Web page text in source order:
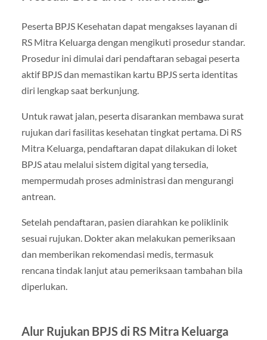
Peserta BPJS Kesehatan dapat mengakses layanan di
RS Mitra Keluarga dengan mengikuti prosedur standar.
Prosedur ini dimulai dari pendaftaran sebagai peserta
aktif BPJS dan memastikan kartu BPJS serta identitas
diri lengkap saat berkunjung.
Untuk rawat jalan, peserta disarankan membawa surat
rujukan dari fasilitas kesehatan tingkat pertama. Di RS
Mitra Keluarga, pendaftaran dapat dilakukan di loket
BPJS atau melalui sistem digital yang tersedia,
mempermudah proses administrasi dan mengurangi
antrean.
Setelah pendaftaran, pasien diarahkan ke poliklinik
sesuai rujukan. Dokter akan melakukan pemeriksaan
dan memberikan rekomendasi medis, termasuk
rencana tindak lanjut atau pemeriksaan tambahan bila
diperlukan.
Alur Rujukan BPJS di RS Mitra Keluarga